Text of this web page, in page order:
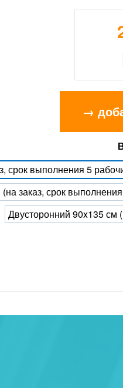
→
срок выполнения 5
заказ, срок
Двусторонний 90x135 см